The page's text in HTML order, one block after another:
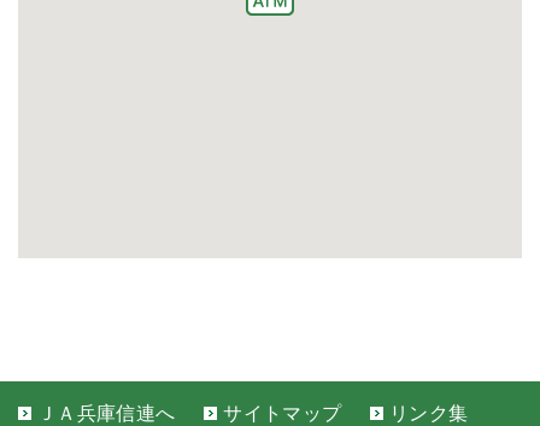
ＪＡ兵庫信連へ サイトマップ リンク集